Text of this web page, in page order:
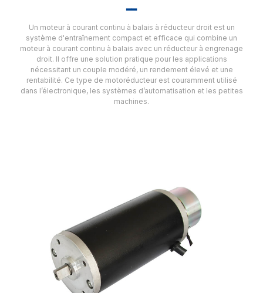
▂▂
Un moteur à courant continu à balais à réducteur droit est un
système d'entraînement compact et efficace qui combine un
moteur à courant continu à balais avec un réducteur à engrenage
droit. Il offre une solution pratique pour les applications
nécessitant un couple modéré, un rendement élevé et une
rentabilité. Ce type de motoréducteur est couramment utilisé
dans l’électronique, les systèmes d’automatisation et les petites
machines.